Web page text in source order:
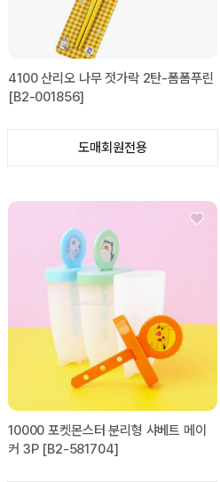
4100 산리오 나무 젓가락 2탄-폼폼푸린
[B2-001856]
도매회원전용
10000 포켓몬스터 분리형 샤베트 메이
커 3P [B2-581704]